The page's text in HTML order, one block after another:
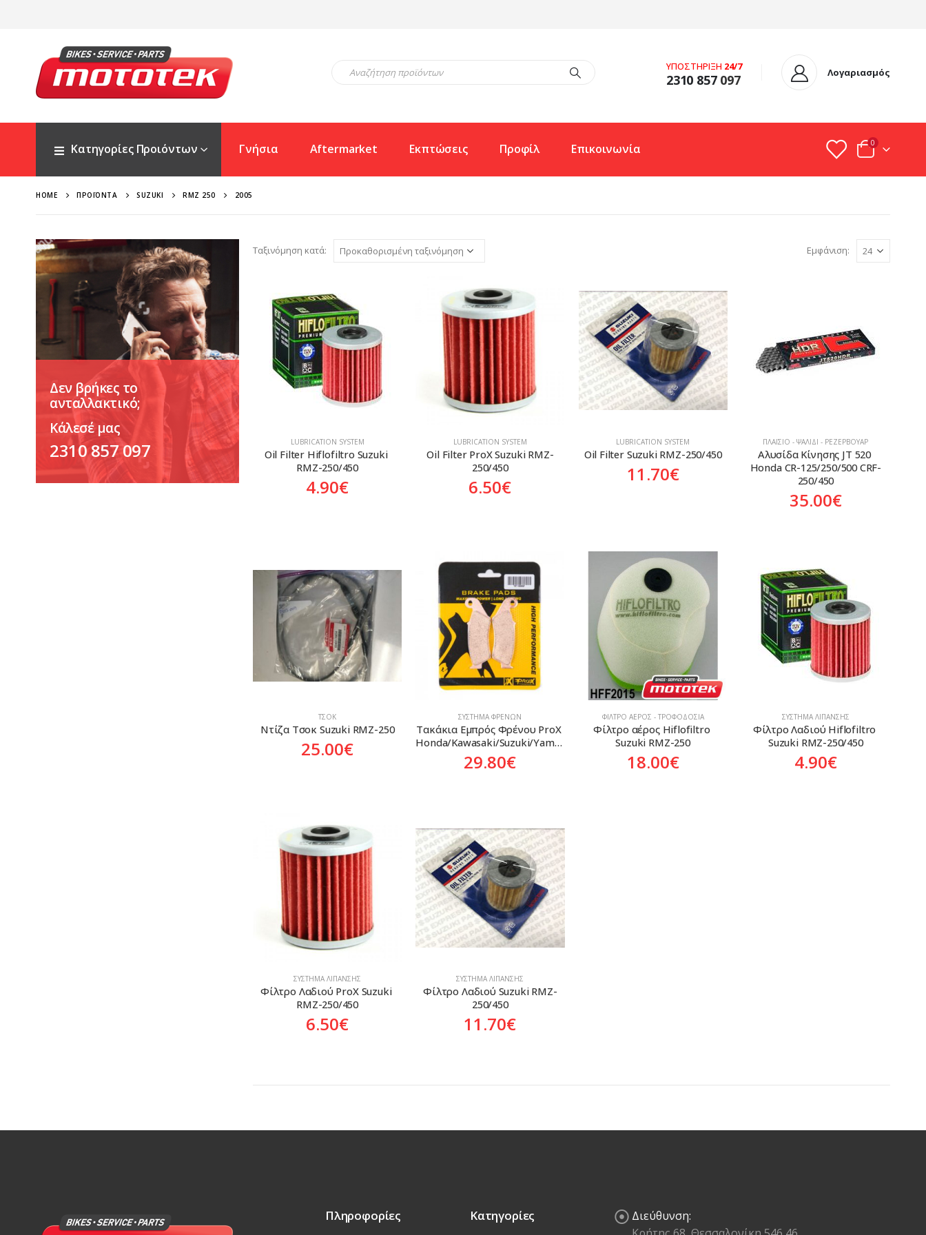
ΥΠΟΣΤΗΡΙΞΗ 24/7
2310 857097 Λογαριασμός
Κατηγορίες Προιόντων Γνήσια Aftermarket Εκπτώσεις Προφίλ Επικοινωνία 0
HOME ΠΡΟΪΌΝΤΑ SUZUKI RMZ 250 2005
Ταξινόμηση κατά: Εμφάνιση:
LUBRICATION SYSTEM
Oil Filter Hiflofiltro Suzuki
RMZ-250/450
4.90€
LUBRICATION SYSTEM
Oil Filter ProX Suzuki RMZ-
250/450
6.50€
LUBRICATION SYSTEM
Oil Filter Suzuki RMZ-250/450
11.70€
ΠΛΑΊΣΙΟ - ΨΑΛΊΔΙ - ΡΕΖΕΡΒΟΥΆΡ
Αλυσίδα Κίνησης JT 520
Honda CR-125/250/500 CRF-
250/450
35.00€
ΤΣΟΚ
Ντίζα Τσοκ Suzuki RMZ-250
25.00€
ΣΎΣΤΗΜΑ ΦΡΈΝΩΝ
Τακάκια Εμπρός Φρένου ProX
Honda/Kawasaki/Suzuki/Yamaha
29.80€
ΦΊΛΤΡΟ ΑΈΡΟΣ - ΤΡΟΦΟΔΟΣΊΑ
Φίλτρο αέρος Hiflofiltro
Suzuki RMZ-250
18.00€
ΣΎΣΤΗΜΑ ΛΊΠΑΝΣΗΣ
Φίλτρο Λαδιού Hiflofiltro
Suzuki RMZ-250/450
4.90€
ΣΎΣΤΗΜΑ ΛΊΠΑΝΣΗΣ
Φίλτρο Λαδιού ProX Suzuki
RMZ-250/450
6.50€
ΣΎΣΤΗΜΑ ΛΊΠΑΝΣΗΣ
Φίλτρο Λαδιού Suzuki RMZ-
250/450
11.70€
Δεν βρήκες το
ανταλλακτικό;
Κάλεσέ μας
2310 857 097
Πληροφορίες Κατηγορίες
Διεύθυνση: